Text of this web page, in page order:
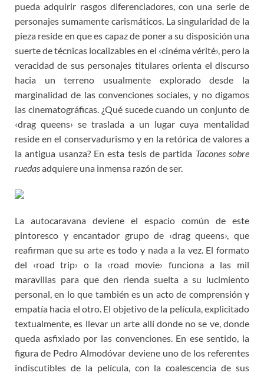
pueda adquirir rasgos diferenciadores, con una serie de
personajes sumamente carismáticos. La singularidad de la
pieza reside en que es capaz de poner a su disposición una
suerte de técnicas localizables en el ‹cinéma vérité›, pero la
veracidad de sus personajes titulares orienta el discurso
hacia un terreno usualmente explorado desde la
marginalidad de las convenciones sociales, y no digamos
las cinematográficas. ¿Qué sucede cuando un conjunto de
‹drag queens› se traslada a un lugar cuya mentalidad
reside en el conservadurismo y en la retórica de valores a
la antigua usanza? En esta tesis de partida Tacones sobre
ruedasadquiere una inmensa razón de ser.
La autocaravana deviene el espacio común de este
pintoresco y encantador grupo de ‹drag queens›, que
reafirman que su arte es todo y nada a la vez. El formato
del ‹road trip› o la ‹road movie› funciona a las mil
maravillas para que den rienda suelta a su lucimiento
personal, en lo que también es un acto de comprensión y
empatía hacia el otro. El objetivo de la película, explicitado
textualmente, es llevar un arte allí donde no se ve, donde
queda asfixiado por las convenciones. En ese sentido, la
figura de Pedro Almodóvar deviene uno de los referentes
indiscutibles de la película, con la coalescencia de sus